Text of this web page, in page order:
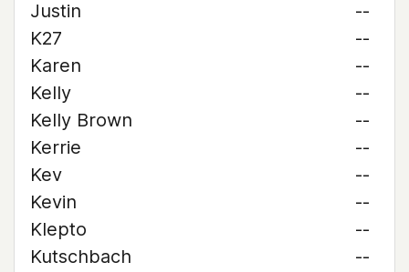
Justin
--
K27
--
Karen
--
Kelly
--
Kelly Brown
--
Kerrie
--
Kev
--
Kevin
--
Klepto
--
Kutschbach
--